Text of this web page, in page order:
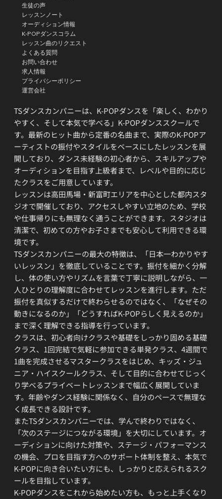
TSダンスカンパニーは、K-POPダンスを「楽しく、わかり
やすく、そして本気で学べる」K-POPダンススクールで
す。最新のヒット曲から定番の名曲まで、実際のK-POPア
ーティストの振付やスタイルをベースにしたレッスンを展
開しており、ダンス未経験の初心者から、スキルアップや
オーディションを目指す上級者まで、レベルや目的に応じ
たクラスをご用意しています。
レッスンは高田馬場・新富町エリアを中心とした都内スタ
ジオで開催しており、アクセスしやすい立地のため、学校
や仕事帰りにも無理なく通うことができます。スタジオは
清潔で、初めての方やお子さまでも安心して利用できる環
境です。
TSダンスカンパニーの最大の特徴は、「日本一わかりやす
いレッスン」を徹底していることです。振付を細かく分解
し、体の使い方やリズムを言葉で丁寧に説明しながら、一
人ひとりの理解度に合わせてレッスンを進行します。ただ
振付を真似するだけで終わらせるのではなく、「なぜその
動きになるのか」「どうすればK-POPらしく見えるのか」
まで深く理解できる指導を行っています。
クラスは、初心者向けクラスや基礎をしっかり固める基礎
クラス、1回完結で気軽に参加できる単発クラス、4週間で
1曲を完成させるマスタークラスをはじめ、キッズ・ジュ
ニア・ハイスクールクラス、そして目的に合わせてじっく
り学べるプライベートレッスンまで幅広く展開していま
す。年齢やダンス経験に関係なく、自分のペースで無理な
く成長できる設計です。
またTSダンスカンパニーでは、学んで終わりではなく、
「次のステージにつながる環境」を大切にしています。オ
ーディションに向けた対策や、ステージ・パフォーマンス
の機会、プロを目指す方へのサポート体制を整え、本気で
K-POPに向き合いたい方にも、しっかりと応えられるスク
ールを目指しています。
K-POPダンスをこれから始めたい方も、もっと上手くなり
生徒の声
レッスンノート
オーディション情報
K-POPダンスコラム
レッスン曲のリクエスト
よくある質問
お問い合わせ
求人情報
プライバシーポリシー
運営会社